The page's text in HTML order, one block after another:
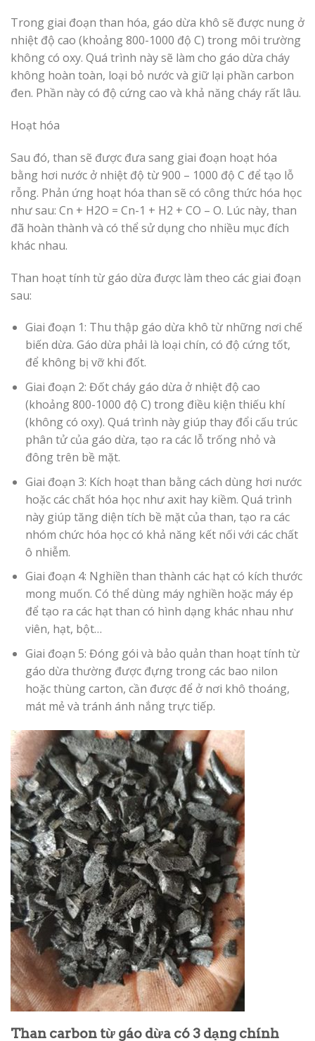
Trong giai đoạn than hóa, gáo dừa khô sẽ được nung ở
nhiệt độ cao (khoảng 800-1000 độ C) trong môi trường
không có oxy. Quá trình này sẽ làm cho gáo dừa cháy
không hoàn toàn, loại bỏ nước và giữ lại phần carbon
đen. Phần này có độ cứng cao và khả năng cháy rất lâu.
Hoạt hóa
Sau đó, than sẽ được đưa sang giai đoạn hoạt hóa
bằng hơi nước ở nhiệt độ từ 900 – 1000 độ C để tạo lỗ
rỗng. Phản ứng hoạt hóa than sẽ có công thức hóa học
như sau: Cn + H2O = Cn-1 + H2 + CO – O. Lúc này, than
đã hoàn thành và có thể sử dụng cho nhiều mục đích
khác nhau.
Than hoạt tính từ gáo dừa được làm theo các giai đoạn
sau:
Giai đoạn 1: Thu thập gáo dừa khô từ những nơi chế
biến dừa. Gáo dừa phải là loại chín, có độ cứng tốt,
để không bị vỡ khi đốt.
Giai đoạn 2: Đốt cháy gáo dừa ở nhiệt độ cao
(khoảng 800-1000 độ C) trong điều kiện thiếu khí
(không có oxy). Quá trình này giúp thay đổi cấu trúc
phân tử của gáo dừa, tạo ra các lỗ trống nhỏ và
đông trên bề mặt.
Giai đoạn 3: Kích hoạt than bằng cách dùng hơi nước
hoặc các chất hóa học như axit hay kiềm. Quá trình
này giúp tăng diện tích bề mặt của than, tạo ra các
nhóm chức hóa học có khả năng kết nối với các chất
ô nhiễm.
Giai đoạn 4: Nghiền than thành các hạt có kích thước
mong muốn. Có thể dùng máy nghiền hoặc máy ép
để tạo ra các hạt than có hình dạng khác nhau như
viên, hạt, bột…
Giai đoạn 5: Đóng gói và bảo quản than hoạt tính từ
gáo dừa thường được đựng trong các bao nilon
hoặc thùng carton, cần được để ở nơi khô thoáng,
mát mẻ và tránh ánh nắng trực tiếp.
Than carbon từ gáo dừa có 3 dạng chính